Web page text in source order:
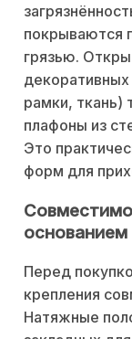
покрываются
грязью.
рамки, ткань)
плафоны из
Это
форм для
основанием
Перед
крепления
Натяжные